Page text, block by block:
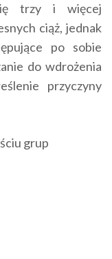
trzy i więcej
ciąż, jednak
po sobie
do wdrożenia
przyczyny
grup